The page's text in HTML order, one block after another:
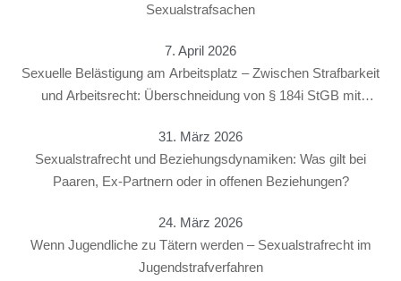
Sexualstrafsachen
7. April 2026
Sexuelle Belästigung am Arbeitsplatz – Zwischen Strafbarkeit
und Arbeitsrecht: Überschneidung von § 184i StGB mit
31. März 2026
Sexualstrafrecht und Beziehungsdynamiken: Was gilt bei
Paaren, Ex-Partnern oder in offenen Beziehungen?
24. März 2026
Wenn Jugendliche zu Tätern werden – Sexualstrafrecht im
Jugendstrafverfahren